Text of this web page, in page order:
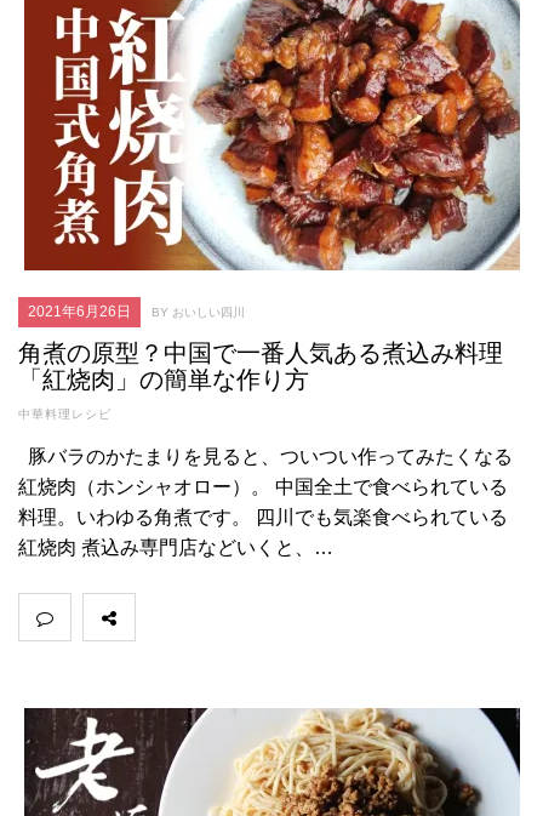
2021年6月26日 BY おいしい四川
角煮の原型？中国で一番人気ある煮込み料理
「紅烧肉」の簡単な作り方
中華料理レシピ
豚バラのかたまりを見ると、ついつい作ってみたくなる
紅烧肉（ホンシャオロー）。 中国全土で食べられている
料理。いわゆる角煮です。 四川でも気楽食べられている
紅烧肉 煮込み専門店などいくと、…